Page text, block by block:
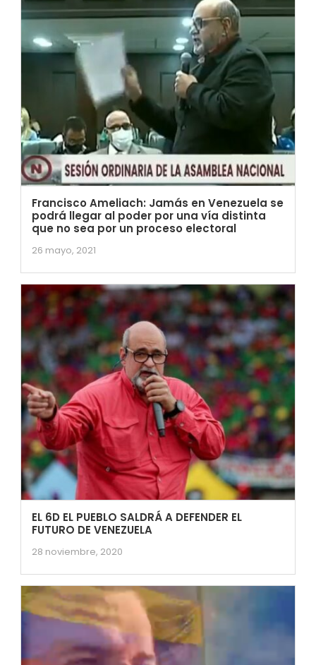
Francisco Ameliach: Jamás en Venezuela se
podrá llegar al poder por una vía distinta
que no sea por un proceso electoral
26 mayo, 2021
EL 6D EL PUEBLO SALDRÁ A DEFENDER EL
FUTURO DE VENEZUELA
28 noviembre, 2020